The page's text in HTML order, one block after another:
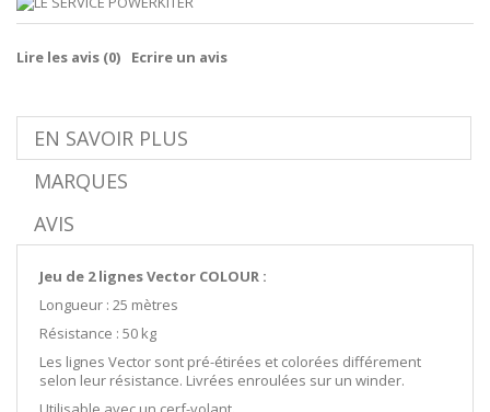
Lire les avis (0) Ecrire un avis
EN SAVOIR PLUS
MARQUES
AVIS
Jeu de 2 lignes Vector COLOUR :
Longueur : 25 mètres
Résistance : 50 kg
Les lignes Vector sont pré-étirées et colorées différement
selon leur résistance. Livrées enroulées sur un winder.